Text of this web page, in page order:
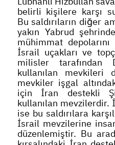
belirli kişilere karşı
Bu saldırıların diğer
yakın Yabrud
mühimmat
İsrail uçakları ve
milisler tarafından
kullanılan mevkileri
mevkiler işgal
için İran destekli
kullanılan
ise bu saldırılara
İsrail mevzilerine
düzenlemiştir. Bu